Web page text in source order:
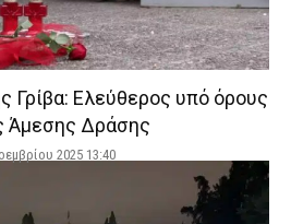
Γρίβα: Ελεύθερος υπό όρους
Άμεσης Δράσης
2025 13:40